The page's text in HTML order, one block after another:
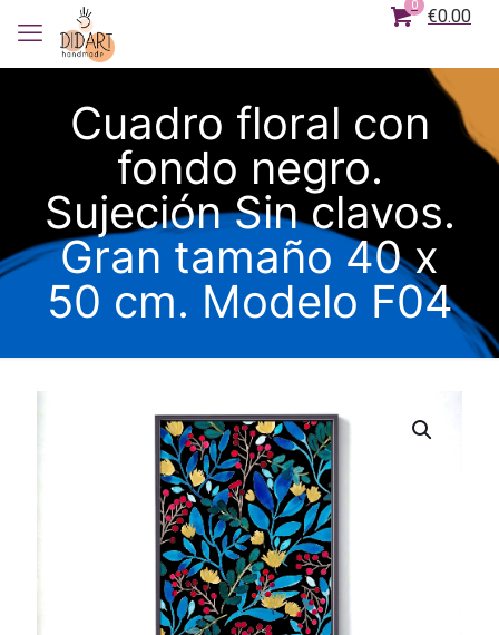
0
€0.00
Cuadro floral con
fondo negro.
Sujeción Sin clavos.
Gran tamaño 40 x
50 cm. Modelo F04